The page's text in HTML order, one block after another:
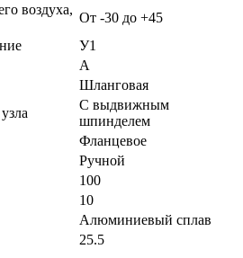
воздуха,
От -30 до +45
У1
А
Шланговая
С выдвижным
шпинделем
Фланцевое
Ручной
100
10
Алюминиевый сплав
25.5